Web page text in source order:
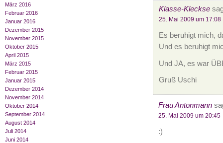
März 2016
Februar 2016
Januar 2016
Dezember 2015
November 2015
Oktober 2015
April 2015
März 2015
Februar 2015
Januar 2015
Dezember 2014
November 2014
Oktober 2014
September 2014
August 2014
Juli 2014
Juni 2014
Klasse-Kleckse
25. Mai 2009 um 17:08
Es beruhigt mich,
Und es beruhigt
Und JA, es war
Gruß Uschi
Frau Antonmann
25. Mai 2009 um 20:45
:)